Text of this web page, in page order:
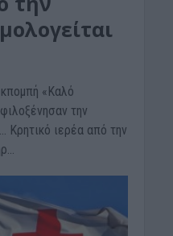
«Καλό
την
Κρητικό ιερέα από την